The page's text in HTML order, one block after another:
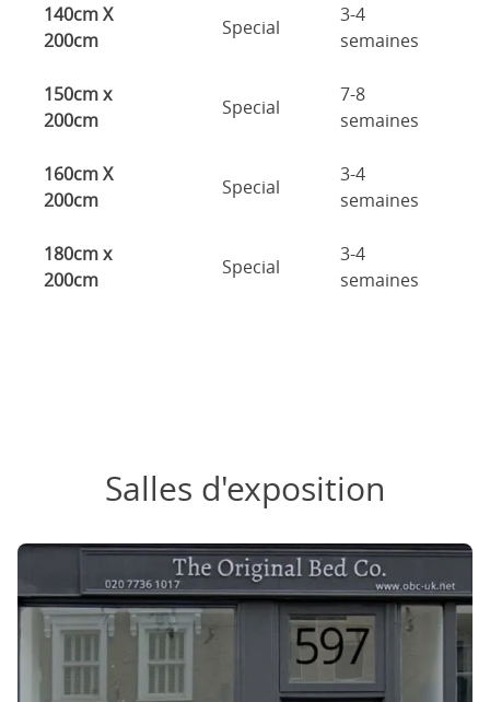
140cm X
200cm
Special
3-4
semaines
150cm x
200cm
Special
7-8
semaines
160cm X
200cm
Special
3-4
semaines
180cm x
200cm
Special
3-4
semaines
Salles d'exposition